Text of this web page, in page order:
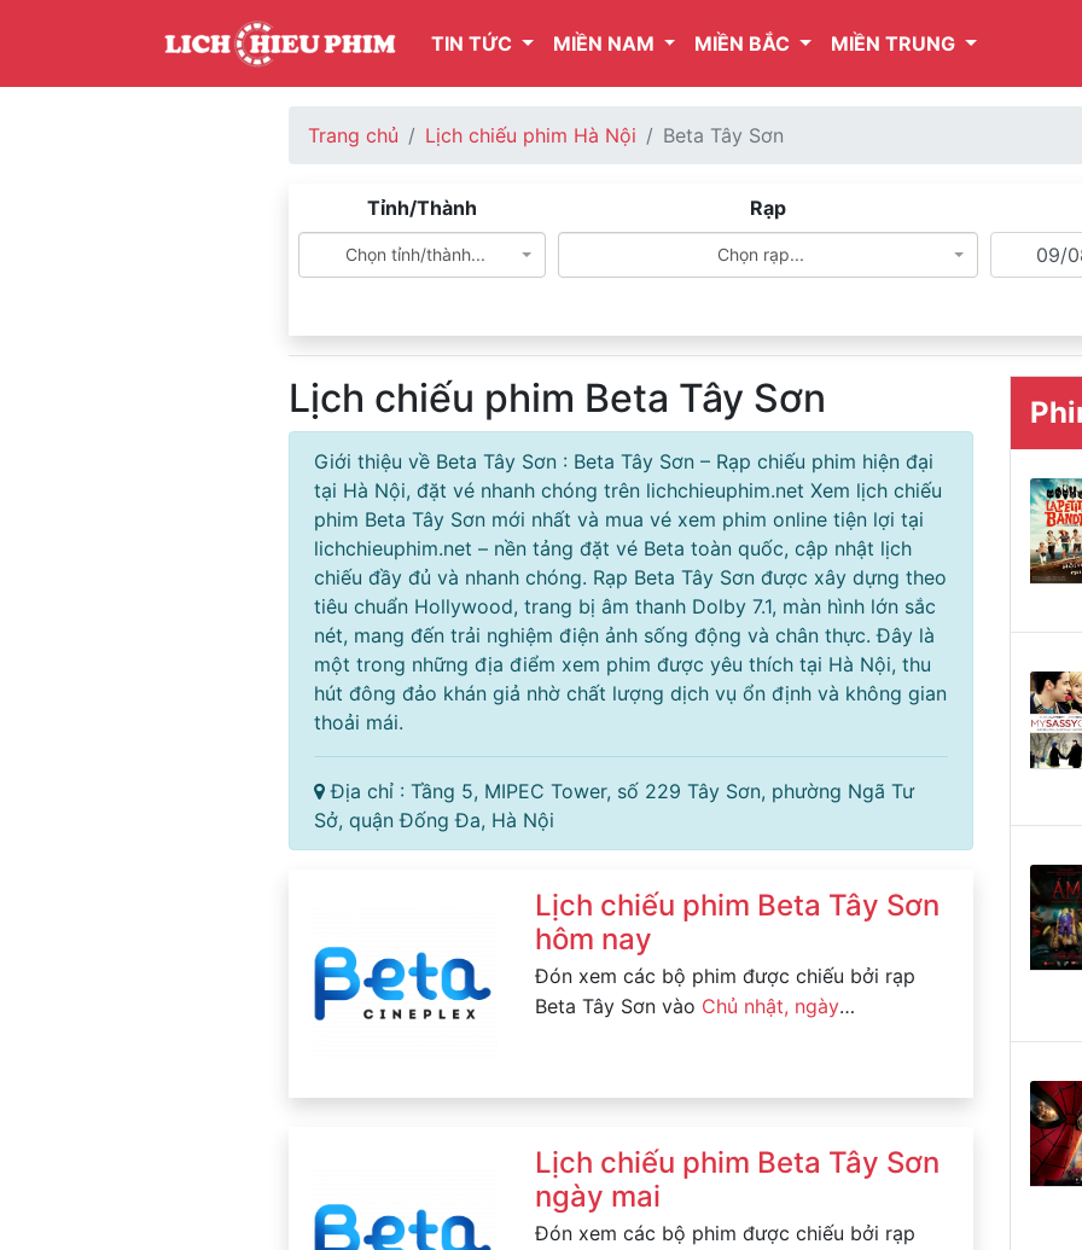
TIN TỨC MIỀN NAM MIỀN BẮC MIỀN TRUNG
Trang chủ Lịch chiếu phim Hà Nội Beta Tây Sơn
Tỉnh/Thành
Chọn tỉnh/thành...
Rạp
Chọn rạp...
Lịch chiếu phim Beta Tây Sơn
Giới thiệu về Beta Tây Sơn : Beta Tây Sơn – Rạp chiếu phim hiện đại
tại Hà Nội, đặt vé nhanh chóng trên lichchieuphim.net Xem lịch chiếu
phim Beta Tây Sơn mới nhất và mua vé xem phim online tiện lợi tại
lichchieuphim.net – nền tảng đặt vé Beta toàn quốc, cập nhật lịch
chiếu đầy đủ và nhanh chóng. Rạp Beta Tây Sơn được xây dựng theo
tiêu chuẩn Hollywood, trang bị âm thanh Dolby 7.1, màn hình lớn sắc
nét, mang đến trải nghiệm điện ảnh sống động và chân thực. Đây là
một trong những địa điểm xem phim được yêu thích tại Hà Nội, thu
hút đông đảo khán giả nhờ chất lượng dịch vụ ổn định và không gian
thoải mái.
Địa chỉ : Tầng 5, MIPEC Tower, số 229 Tây Sơn, phường Ngã Tư
Sở, quận Đống Đa, Hà Nội
Lịch chiếu phim Beta Tây Sơn
hôm nay
Đón xem các bộ phim được chiếu bởi rạp
Beta Tây Sơn vào Chủ nhật, ngày
Lịch chiếu phim Beta Tây Sơn
ngày mai
Đón xem các bộ phim được chiếu bởi rạp